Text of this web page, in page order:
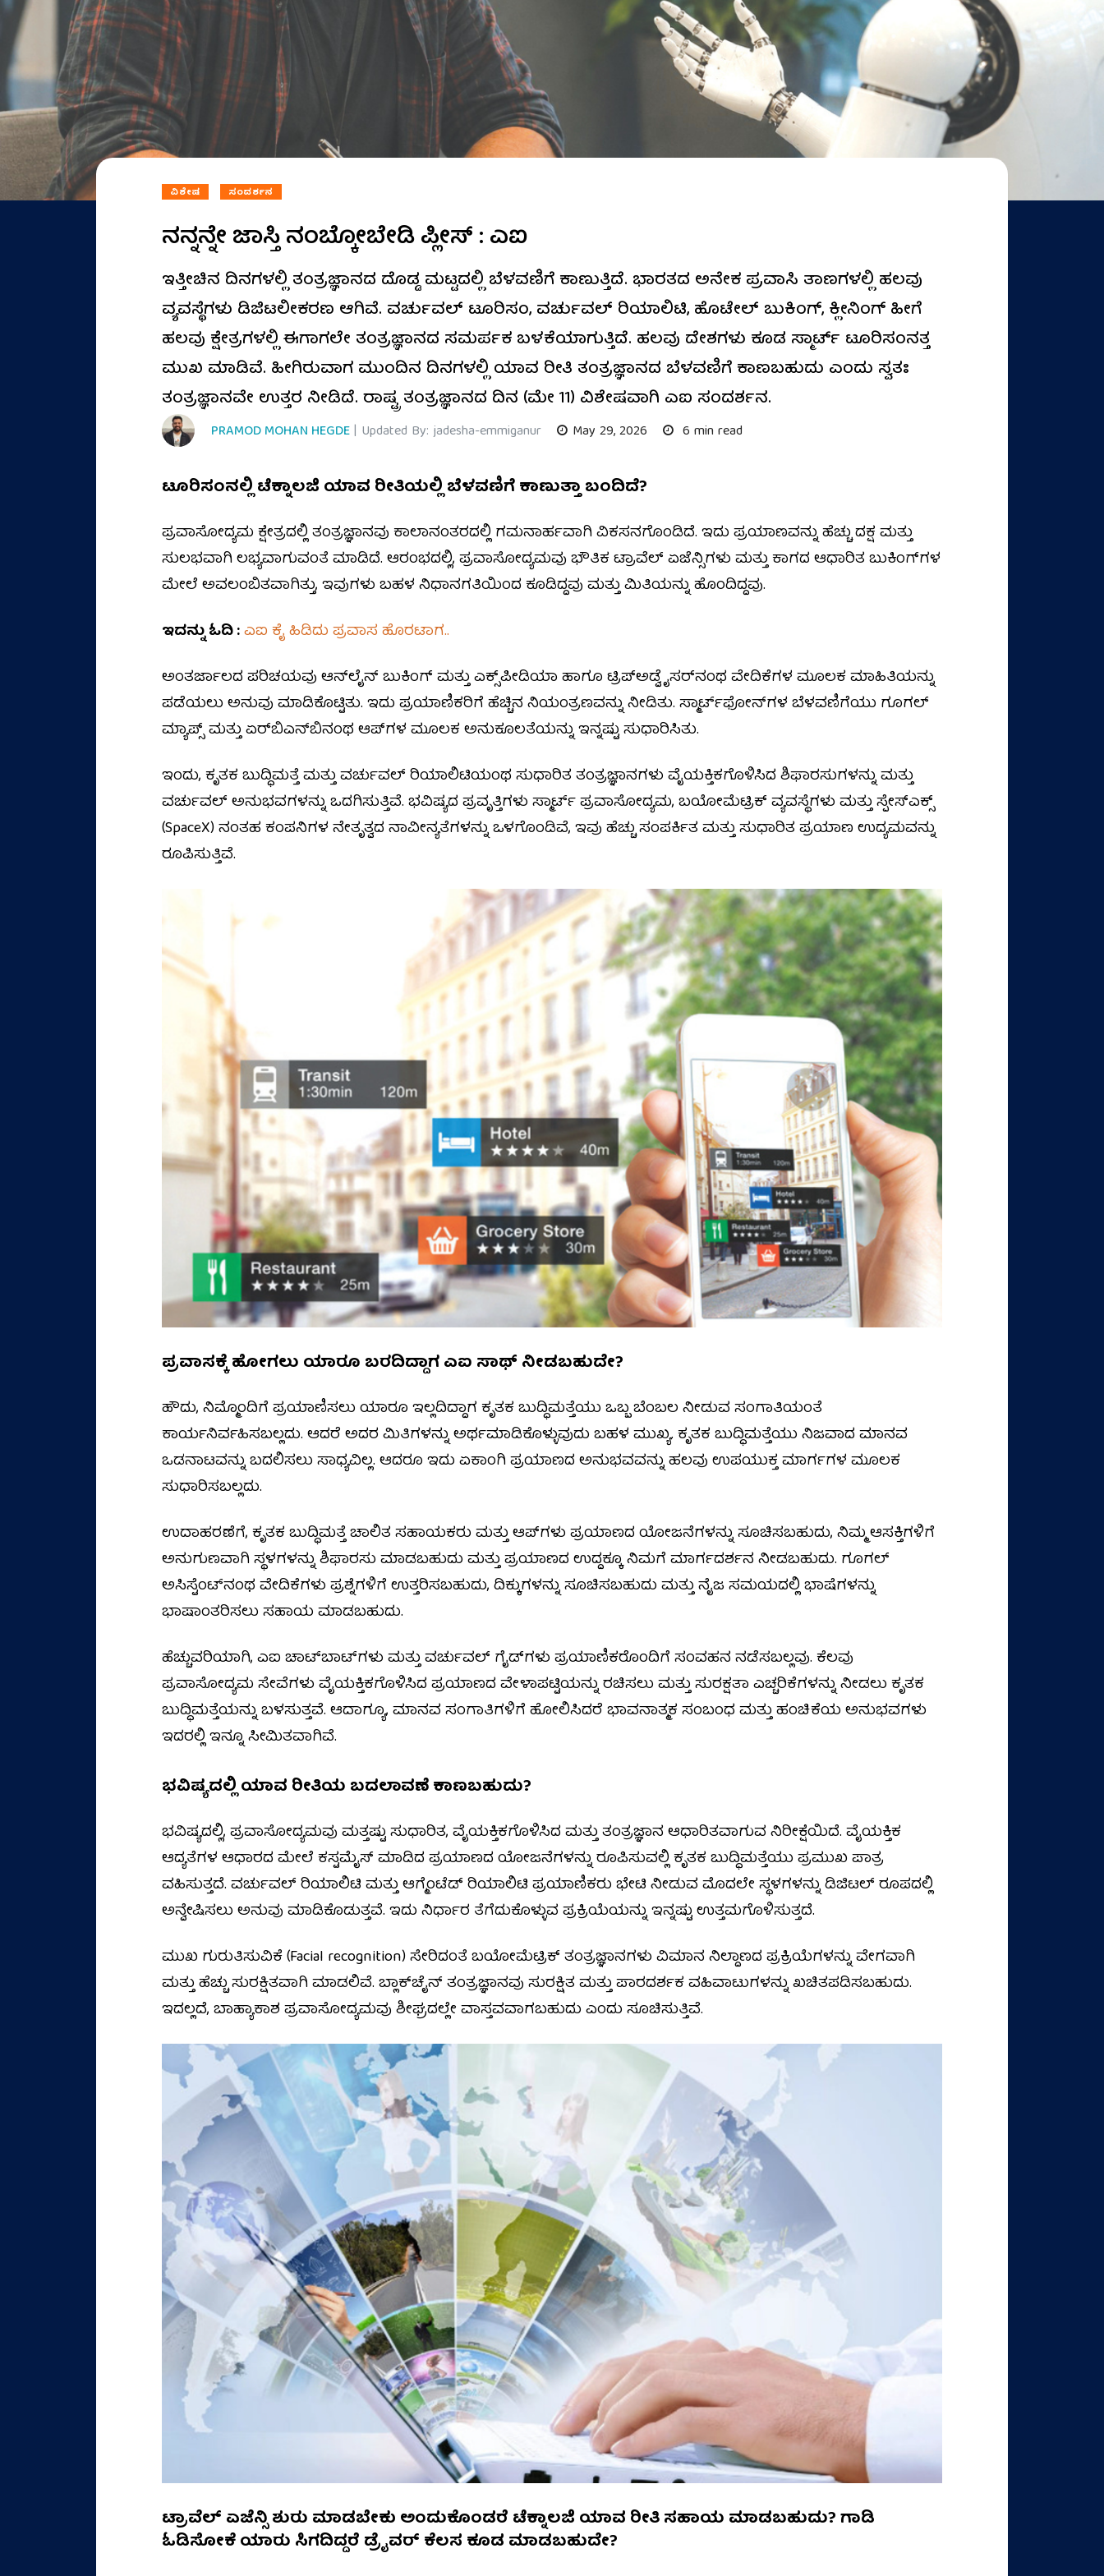
ವಿಶೇಷ ಸಂದರ್ಶನ
ನನ್ನನ್ನೇ ಜಾಸ್ತಿ ನಂಬ್ಕೋಬೇಡಿ ಪ್ಲೀಸ್‌ : ಎಐ
ಇತ್ತೀಚಿನ ದಿನಗಳಲ್ಲಿ ತಂತ್ರಜ್ಞಾನದ ದೊಡ್ಡ ಮಟ್ಟದಲ್ಲಿ ಬೆಳವಣಿಗೆ ಕಾಣುತ್ತಿದೆ. ಭಾರತದ ಅನೇಕ ಪ್ರವಾಸಿ ತಾಣಗಳಲ್ಲಿ ಹಲವು
ವ್ಯವಸ್ಥೆಗಳು ಡಿಜಿಟಲೀಕರಣ ಆಗಿವೆ. ವರ್ಚುವಲ್‌ ಟೂರಿಸಂ, ವರ್ಚುವಲ್‌ ರಿಯಾಲಿಟಿ, ಹೊಟೇಲ್‌ ಬುಕಿಂಗ್‌, ಕ್ಲೀನಿಂಗ್‌ ಹೀಗೆ
ಹಲವು ಕ್ಷೇತ್ರಗಳಲ್ಲಿ ಈಗಾಗಲೇ ತಂತ್ರಜ್ಞಾನದ ಸಮರ್ಪಕ ಬಳಕೆಯಾಗುತ್ತಿದೆ. ಹಲವು ದೇಶಗಳು ಕೂಡ ಸ್ಮಾರ್ಟ್‌ ಟೂರಿಸಂನತ್ತ
ಮುಖ ಮಾಡಿವೆ. ಹೀಗಿರುವಾಗ ಮುಂದಿನ ದಿನಗಳಲ್ಲಿ ಯಾವ ರೀತಿ ತಂತ್ರಜ್ಞಾನದ ಬೆಳವಣಿಗೆ ಕಾಣಬಹುದು ಎಂದು ಸ್ವತಃ
ತಂತ್ರಜ್ಞಾನವೇ ಉತ್ತರ ನೀಡಿದೆ. ರಾಷ್ಟ್ರ ತಂತ್ರಜ್ಞಾನದ ದಿನ (ಮೇ 11) ವಿಶೇಷವಾಗಿ ಎಐ ಸಂದರ್ಶನ.
PRAMOD MOHAN HEGDE| Updated By: jadesha-emmiganur May 29, 2026 6 min read
ಟೂರಿಸಂನಲ್ಲಿ ಟೆಕ್ನಾಲಜಿ ಯಾವ ರೀತಿಯಲ್ಲಿ ಬೆಳವಣಿಗೆ ಕಾಣುತ್ತಾ ಬಂದಿದೆ?
ಪ್ರವಾಸೋದ್ಯಮ ಕ್ಷೇತ್ರದಲ್ಲಿ ತಂತ್ರಜ್ಞಾನವು ಕಾಲಾನಂತರದಲ್ಲಿ ಗಮನಾರ್ಹವಾಗಿ ವಿಕಸನಗೊಂಡಿದೆ. ಇದು ಪ್ರಯಾಣವನ್ನು ಹೆಚ್ಚು ದಕ್ಷ ಮತ್ತು
ಸುಲಭವಾಗಿ ಲಭ್ಯವಾಗುವಂತೆ ಮಾಡಿದೆ. ಆರಂಭದಲ್ಲಿ, ಪ್ರವಾಸೋದ್ಯಮವು ಭೌತಿಕ ಟ್ರಾವೆಲ್ ಏಜೆನ್ಸಿಗಳು ಮತ್ತು ಕಾಗದ ಆಧಾರಿತ ಬುಕಿಂಗ್‌ಗಳ
ಮೇಲೆ ಅವಲಂಬಿತವಾಗಿತ್ತು, ಇವುಗಳು ಬಹಳ ನಿಧಾನಗತಿಯಿಂದ ಕೂಡಿದ್ದವು ಮತ್ತು ಮಿತಿಯನ್ನು ಹೊಂದಿದ್ದವು.
ಇದನ್ನು ಓದಿ :ಎಐ ಕೈ ಹಿಡಿದು ಪ್ರವಾಸ ಹೊರಟಾಗ..
ಅಂತರ್ಜಾಲದ ಪರಿಚಯವು ಆನ್‌ಲೈನ್ ಬುಕಿಂಗ್ ಮತ್ತು ಎಕ್ಸ್‌ಪೀಡಿಯಾ ಹಾಗೂ ಟ್ರಿಪ್‌ಅಡ್ವೈಸರ್‌ನಂಥ ವೇದಿಕೆಗಳ ಮೂಲಕ ಮಾಹಿತಿಯನ್ನು
ಪಡೆಯಲು ಅನುವು ಮಾಡಿಕೊಟ್ಟಿತು. ಇದು ಪ್ರಯಾಣಿಕರಿಗೆ ಹೆಚ್ಚಿನ ನಿಯಂತ್ರಣವನ್ನು ನೀಡಿತು. ಸ್ಮಾರ್ಟ್‌ಫೋನ್‌ಗಳ ಬೆಳವಣಿಗೆಯು ಗೂಗಲ್
ಮ್ಯಾಪ್ಸ್ ಮತ್ತು ಏರ್‌ಬಿಎನ್‌ಬಿನಂಥ ಆಪ್‌ಗಳ ಮೂಲಕ ಅನುಕೂಲತೆಯನ್ನು ಇನ್ನಷ್ಟು ಸುಧಾರಿಸಿತು.
ಇಂದು, ಕೃತಕ ಬುದ್ಧಿಮತ್ತೆ ಮತ್ತು ವರ್ಚುವಲ್ ರಿಯಾಲಿಟಿಯಂಥ ಸುಧಾರಿತ ತಂತ್ರಜ್ಞಾನಗಳು ವೈಯಕ್ತಿಕಗೊಳಿಸಿದ ಶಿಫಾರಸುಗಳನ್ನು ಮತ್ತು
ವರ್ಚುವಲ್ ಅನುಭವಗಳನ್ನು ಒದಗಿಸುತ್ತಿವೆ. ಭವಿಷ್ಯದ ಪ್ರವೃತ್ತಿಗಳು ಸ್ಮಾರ್ಟ್ ಪ್ರವಾಸೋದ್ಯಮ, ಬಯೋಮೆಟ್ರಿಕ್ ವ್ಯವಸ್ಥೆಗಳು ಮತ್ತು ಸ್ಪೇಸ್‌ಎಕ್ಸ್
(SpaceX) ನಂತಹ ಕಂಪನಿಗಳ ನೇತೃತ್ವದ ನಾವೀನ್ಯತೆಗಳನ್ನು ಒಳಗೊಂಡಿವೆ, ಇವು ಹೆಚ್ಚು ಸಂಪರ್ಕಿತ ಮತ್ತು ಸುಧಾರಿತ ಪ್ರಯಾಣ ಉದ್ಯಮವನ್ನು
ರೂಪಿಸುತ್ತಿವೆ.
ಪ್ರವಾಸಕ್ಕೆ ಹೋಗಲು ಯಾರೂ ಬರದಿದ್ದಾಗ ಎಐ ಸಾಥ್‌ ನೀಡಬಹುದೇ?
ಹೌದು, ನಿಮ್ಮೊಂದಿಗೆ ಪ್ರಯಾಣಿಸಲು ಯಾರೂ ಇಲ್ಲದಿದ್ದಾಗ ಕೃತಕ ಬುದ್ಧಿಮತ್ತೆಯು ಒಬ್ಬ ಬೆಂಬಲ ನೀಡುವ ಸಂಗಾತಿಯಂತೆ
ಕಾರ್ಯನಿರ್ವಹಿಸಬಲ್ಲದು. ಆದರೆ ಅದರ ಮಿತಿಗಳನ್ನು ಅರ್ಥಮಾಡಿಕೊಳ್ಳುವುದು ಬಹಳ ಮುಖ್ಯ. ಕೃತಕ ಬುದ್ಧಿಮತ್ತೆಯು ನಿಜವಾದ ಮಾನವ
ಒಡನಾಟವನ್ನು ಬದಲಿಸಲು ಸಾಧ್ಯವಿಲ್ಲ. ಆದರೂ ಇದು ಏಕಾಂಗಿ ಪ್ರಯಾಣದ ಅನುಭವವನ್ನು ಹಲವು ಉಪಯುಕ್ತ ಮಾರ್ಗಗಳ ಮೂಲಕ
ಸುಧಾರಿಸಬಲ್ಲದು.
ಉದಾಹರಣೆಗೆ, ಕೃತಕ ಬುದ್ಧಿಮತ್ತೆ ಚಾಲಿತ ಸಹಾಯಕರು ಮತ್ತು ಆಪ್‌ಗಳು ಪ್ರಯಾಣದ ಯೋಜನೆಗಳನ್ನು ಸೂಚಿಸಬಹುದು, ನಿಮ್ಮ ಆಸಕ್ತಿಗಳಿಗೆ
ಅನುಗುಣವಾಗಿ ಸ್ಥಳಗಳನ್ನು ಶಿಫಾರಸು ಮಾಡಬಹುದು ಮತ್ತು ಪ್ರಯಾಣದ ಉದ್ದಕ್ಕೂ ನಿಮಗೆ ಮಾರ್ಗದರ್ಶನ ನೀಡಬಹುದು. ಗೂಗಲ್
ಅಸಿಸ್ಟೆಂಟ್‌ನಂಥ ವೇದಿಕೆಗಳು ಪ್ರಶ್ನೆಗಳಿಗೆ ಉತ್ತರಿಸಬಹುದು, ದಿಕ್ಕುಗಳನ್ನು ಸೂಚಿಸಬಹುದು ಮತ್ತು ನೈಜ ಸಮಯದಲ್ಲಿ ಭಾಷೆಗಳನ್ನು
ಭಾಷಾಂತರಿಸಲು ಸಹಾಯ ಮಾಡಬಹುದು.
ಹೆಚ್ಚುವರಿಯಾಗಿ, ಎಐ ಚಾಟ್‌ಬಾಟ್‌ಗಳು ಮತ್ತು ವರ್ಚುವಲ್ ಗೈಡ್‌ಗಳು ಪ್ರಯಾಣಿಕರೊಂದಿಗೆ ಸಂವಹನ ನಡೆಸಬಲ್ಲವು. ಕೆಲವು
ಪ್ರವಾಸೋದ್ಯಮ ಸೇವೆಗಳು ವೈಯಕ್ತಿಕಗೊಳಿಸಿದ ಪ್ರಯಾಣದ ವೇಳಾಪಟ್ಟಿಯನ್ನು ರಚಿಸಲು ಮತ್ತು ಸುರಕ್ಷತಾ ಎಚ್ಚರಿಕೆಗಳನ್ನು ನೀಡಲು ಕೃತಕ
ಬುದ್ಧಿಮತ್ತೆಯನ್ನು ಬಳಸುತ್ತವೆ. ಆದಾಗ್ಯೂ, ಮಾನವ ಸಂಗಾತಿಗಳಿಗೆ ಹೋಲಿಸಿದರೆ ಭಾವನಾತ್ಮಕ ಸಂಬಂಧ ಮತ್ತು ಹಂಚಿಕೆಯ ಅನುಭವಗಳು
ಇದರಲ್ಲಿ ಇನ್ನೂ ಸೀಮಿತವಾಗಿವೆ.
ಭವಿಷ್ಯದಲ್ಲಿ ಯಾವ ರೀತಿಯ ಬದಲಾವಣೆ ಕಾಣಬಹುದು?
ಭವಿಷ್ಯದಲ್ಲಿ, ಪ್ರವಾಸೋದ್ಯಮವು ಮತ್ತಷ್ಟು ಸುಧಾರಿತ, ವೈಯಕ್ತಿಕಗೊಳಿಸಿದ ಮತ್ತು ತಂತ್ರಜ್ಞಾನ ಆಧಾರಿತವಾಗುವ ನಿರೀಕ್ಷೆಯಿದೆ. ವೈಯಕ್ತಿಕ
ಆದ್ಯತೆಗಳ ಆಧಾರದ ಮೇಲೆ ಕಸ್ಟಮೈಸ್ ಮಾಡಿದ ಪ್ರಯಾಣದ ಯೋಜನೆಗಳನ್ನು ರೂಪಿಸುವಲ್ಲಿ ಕೃತಕ ಬುದ್ಧಿಮತ್ತೆಯು ಪ್ರಮುಖ ಪಾತ್ರ
ವಹಿಸುತ್ತದೆ. ವರ್ಚುವಲ್ ರಿಯಾಲಿಟಿ ಮತ್ತು ಆಗ್ಮೆಂಟೆಡ್ ರಿಯಾಲಿಟಿ ಪ್ರಯಾಣಿಕರು ಭೇಟಿ ನೀಡುವ ಮೊದಲೇ ಸ್ಥಳಗಳನ್ನು ಡಿಜಿಟಲ್ ರೂಪದಲ್ಲಿ
ಅನ್ವೇಷಿಸಲು ಅನುವು ಮಾಡಿಕೊಡುತ್ತವೆ. ಇದು ನಿರ್ಧಾರ ತೆಗೆದುಕೊಳ್ಳುವ ಪ್ರಕ್ರಿಯೆಯನ್ನು ಇನ್ನಷ್ಟು ಉತ್ತಮಗೊಳಿಸುತ್ತದೆ.
ಮುಖ ಗುರುತಿಸುವಿಕೆ (Facial recognition) ಸೇರಿದಂತೆ ಬಯೋಮೆಟ್ರಿಕ್ ತಂತ್ರಜ್ಞಾನಗಳು ವಿಮಾನ ನಿಲ್ದಾಣದ ಪ್ರಕ್ರಿಯೆಗಳನ್ನು ವೇಗವಾಗಿ
ಮತ್ತು ಹೆಚ್ಚು ಸುರಕ್ಷಿತವಾಗಿ ಮಾಡಲಿವೆ. ಬ್ಲಾಕ್‌ಚೈನ್ ತಂತ್ರಜ್ಞಾನವು ಸುರಕ್ಷಿತ ಮತ್ತು ಪಾರದರ್ಶಕ ವಹಿವಾಟುಗಳನ್ನು ಖಚಿತಪಡಿಸಬಹುದು.
ಇದಲ್ಲದೆ, ಬಾಹ್ಯಾಕಾಶ ಪ್ರವಾಸೋದ್ಯಮವು ಶೀಘ್ರದಲ್ಲೇ ವಾಸ್ತವವಾಗಬಹುದು ಎಂದು ಸೂಚಿಸುತ್ತಿವೆ.
ಟ್ರಾವೆಲ್‌ ಏಜೆನ್ಸಿ ಶುರು ಮಾಡಬೇಕು ಅಂದುಕೊಂಡರೆ ಟೆಕ್ನಾಲಜಿ ಯಾವ ರೀತಿ ಸಹಾಯ ಮಾಡಬಹುದು? ಗಾಡಿ
ಓಡಿಸೋಕೆ ಯಾರು ಸಿಗದಿದ್ದರೆ ಡ್ರೈವರ್‌ ಕೆಲಸ ಕೂಡ ಮಾಡಬಹುದೇ?